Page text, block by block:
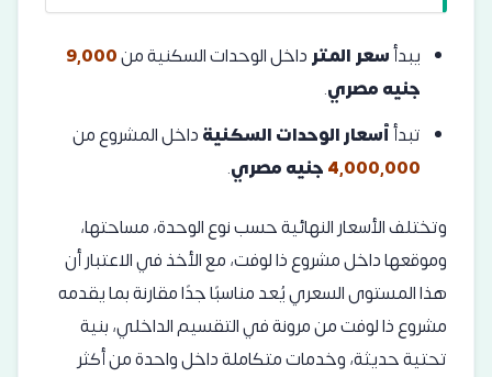
يبدأسعر المترداخل الوحدات السكنية من9,000
جنيه مصري.
تبدأأسعار الوحدات السكنيةداخل المشروع من
4,000,000جنيه مصري.
وتختلف الأسعار النهائية حسب نوع الوحدة، مساحتها،
وموقعها داخل مشروع ذا لوفت، مع الأخذ في الاعتبار أن
هذا المستوى السعري يُعد مناسبًا جدًا مقارنة بما يقدمه
مشروع ذا لوفت من مرونة في التقسيم الداخلي، بنية
تحتية حديثة، وخدمات متكاملة داخل واحدة من أكثر